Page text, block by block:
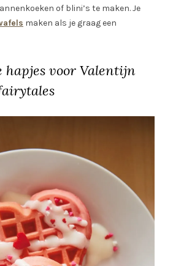
of blini’s te maken. Je
maken als je graag een